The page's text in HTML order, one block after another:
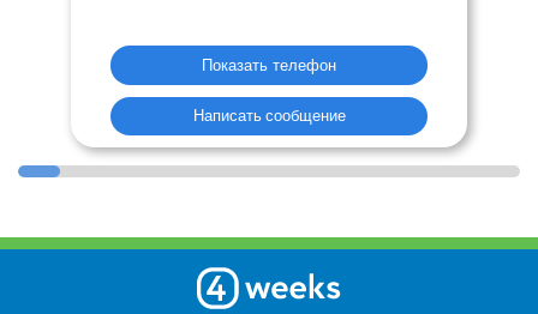
Показать телефон
Написать сообщение